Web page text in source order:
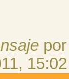
15:02